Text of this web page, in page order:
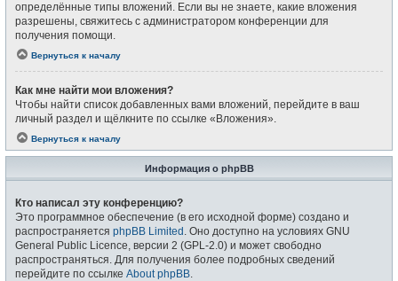
определённые типы вложений. Если вы не знаете, какие вложения
разрешены, свяжитесь с администратором конференции для
получения помощи.
Вернуться к началу
Как мне найти мои вложения?
Чтобы найти список добавленных вами вложений, перейдите в ваш
личный раздел и щёлкните по ссылке «Вложения».
Вернуться к началу
Информация о phpBB
Кто написал эту конференцию?
Это программное обеспечение (в его исходной форме) создано и
распространяется phpBB Limited . Оно доступно на условиях GNU
General Public Licence, версии 2 (GPL-2.0) и может свободно
распространяться. Для получения более подробных сведений
перейдите по ссылке About phpBB